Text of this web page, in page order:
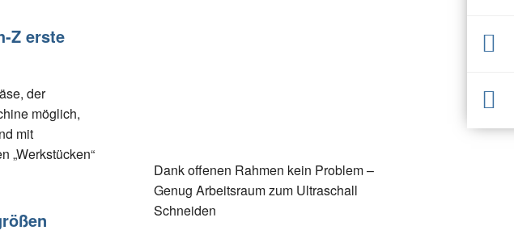
Z erste
der
möglich,
mit
„Werkstücken“
Dank offenen Rahmen kein Problem –
Genug Arbeitsraum zum Ultraschall
Schneiden